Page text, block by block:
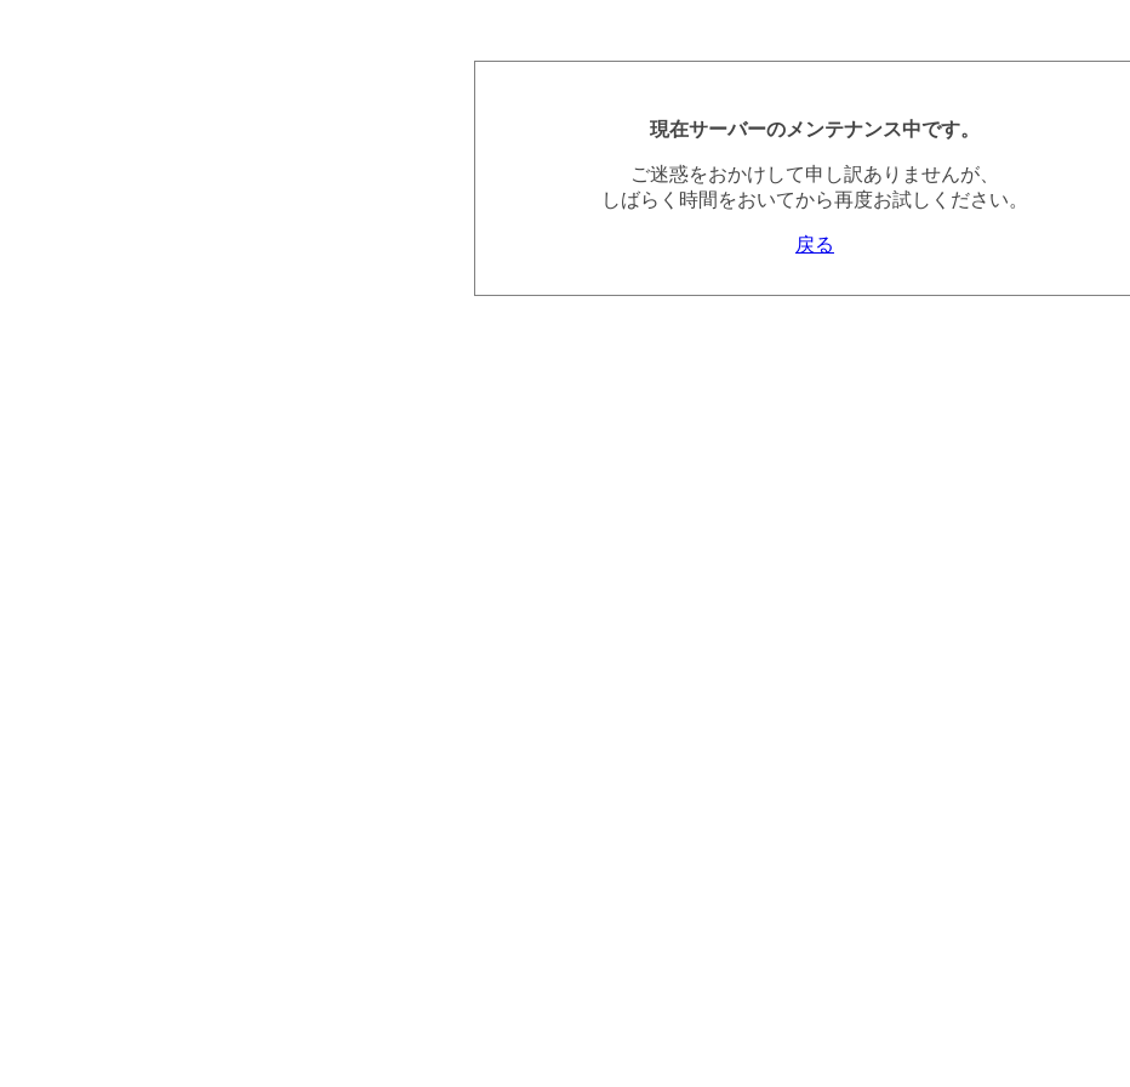
現在サーバーのメンテナンス中です。
ご迷惑をおかけして申し訳ありませんが、
しばらく時間をおいてから再度お試しください。
戻る